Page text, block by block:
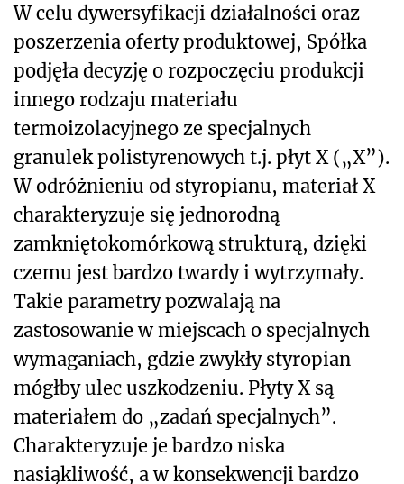
W celu dywersyfikacji działalności oraz
poszerzenia oferty produktowej, Spółka
podjęła decyzję o rozpoczęciu produkcji
innego rodzaju materiału
termoizolacyjnego ze specjalnych
granulek polistyrenowych t.j. płyt X („X”).
W odróżnieniu od styropianu, materiał X
charakteryzuje się jednorodną
zamkniętokomórkową strukturą, dzięki
czemu jest bardzo twardy i wytrzymały.
Takie parametry pozwalają na
zastosowanie w miejscach o specjalnych
wymaganiach, gdzie zwykły styropian
mógłby ulec uszkodzeniu. Płyty X są
materiałem do „zadań specjalnych”.
Charakteryzuje je bardzo niska
nasiąkliwość, a w konsekwencji bardzo